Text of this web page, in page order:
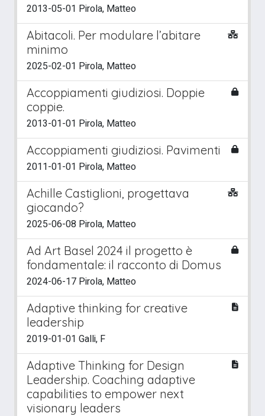
2013-05-01 Pirola, Matteo
Abitacoli. Per modulare l’abitare
minimo
2025-02-01 Pirola, Matteo
Accoppiamenti giudiziosi. Doppie
coppie.
2013-01-01 Pirola, Matteo
Accoppiamenti giudiziosi. Pavimenti
2011-01-01 Pirola, Matteo
Achille Castiglioni, progettava
giocando?
2025-06-08 Pirola, Matteo
Ad Art Basel 2024 il progetto è
fondamentale: il racconto di Domus
2024-06-17 Pirola, Matteo
Adaptive thinking for creative
leadership
2019-01-01 Galli, F
Adaptive Thinking for Design
Leadership. Coaching adaptive
capabilities to empower next
visionary leaders